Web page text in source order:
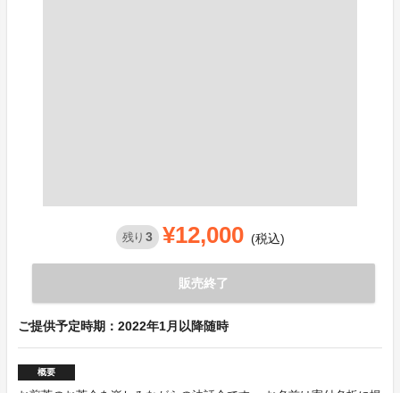
残り 3 ¥12,000 (税込)
販売終了
ご提供予定時期：2022年1月以降随時
概要